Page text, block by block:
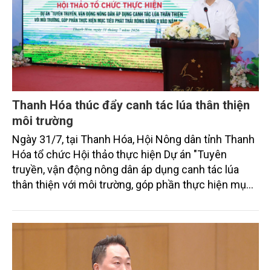
Thanh Hóa thúc đẩy canh tác lúa thân thiện
môi trường
Ngày 31/7, tại Thanh Hóa, Hội Nông dân tỉnh Thanh
Hóa tổ chức Hội thảo thực hiện Dự án "Tuyên
truyền, vận động nông dân áp dụng canh tác lúa
thân thiện với môi trường, góp phần thực hiện mục
trình thu hút sự tham gia của đông đảo đại biểu đến
từ các cơ quan quản lý nhà nước, đơn vị nghiên cứu,
doanh nghiệp, hợp tác xã và nông dân đang trực
tiếp triển khai mô hình sản xuất lúa phát thải thấp.